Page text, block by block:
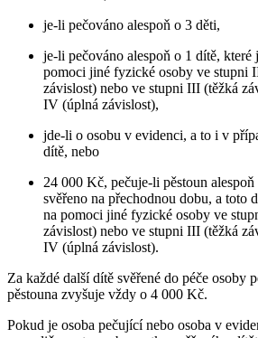
je-li pečováno alespoň o 3 děti,
je-li pečováno alespoň o 1 dítě, které
pomoci jiné fyzické osoby ve stupni
závislost) nebo ve stupni III (těžká
IV (úplná závislost),
jde-li o osobu v evidenci, a to i v
dítě, nebo
24 000 Kč, pečuje-li pěstoun
svěřeno na přechodnou dobu, a toto
na pomoci jiné fyzické osoby ve
závislost) nebo ve stupni III (těžká
IV (úplná závislost).
Za každé další dítě svěřené do péče osoby
pěstouna zvyšuje vždy o 4 000 Kč.
Pokud je osoba pečující nebo osoba v